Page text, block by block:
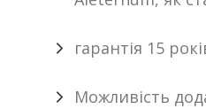
гарантія 15
Можливість